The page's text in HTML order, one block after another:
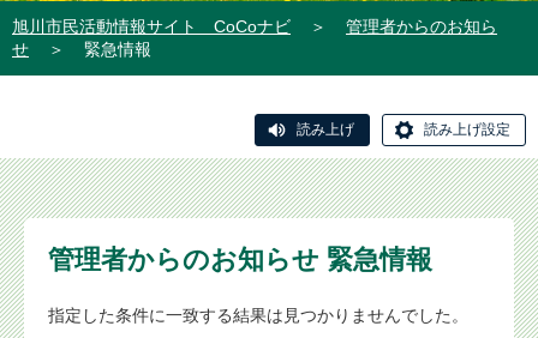
旭川市民活動情報サイト CoCoナビ ＞
管理者からのお知ら
せ
＞ 緊急情報
読み上げ 読み上げ設定
管理者からのお知らせ 緊急情報
指定した条件に一致する結果は見つかりませんでした。